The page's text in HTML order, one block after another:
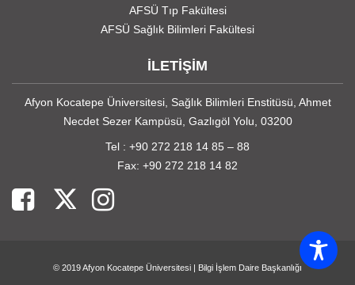
AFSÜ Tıp Fakültesi
AFSÜ Sağlık Bilimleri Fakültesi
İLETİŞİM
Afyon Kocatepe Üniversitesi, Sağlık Bilimleri Enstitüsü, Ahmet
Necdet Sezer Kampüsü, Gazlıgöl Yolu, 03200
Tel : +90 272 218 14 85 – 88
Fax: +90 272 218 14 82
© 2019Afyon Kocatepe Üniversitesi Bilgi İşlem Daire Başkanlığı